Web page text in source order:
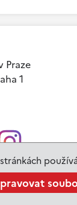
Praze
1
|www.ifp.cz